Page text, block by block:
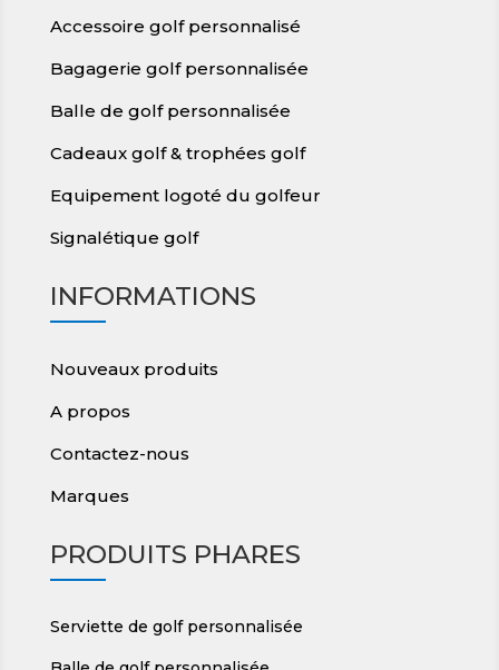
Accessoire golf personnalisé
Bagagerie golf personnalisée
Balle de golf personnalisée
Cadeaux golf & trophées golf
Equipement logoté du golfeur
Signalétique golf
INFORMATIONS
Nouveaux produits
A propos
Contactez-nous
Marques
PRODUITS PHARES
Serviette de golf personnalisée